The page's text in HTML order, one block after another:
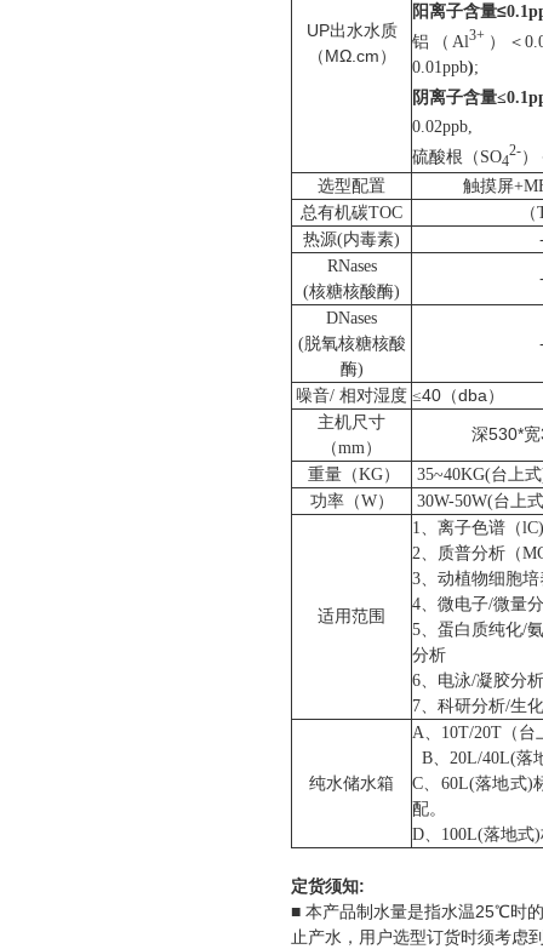
UP出水水质
（MΩ.cm）
阳离子含量≤
铝（Al3+ ）＜
0.01ppb);
阴离子含量≤
0.02ppb,
硫酸根（ SO4
2-）
选型配置 触摸屏
总有机碳TOC （
热源(内毒素)
RNases
(核糖核酸酶)
DNases
(脱氧核糖核酸
酶)
噪音/ 相对湿度 ≤40 （dba ）
主机尺寸
（mm）
深530*宽
重量（KG） 35~40KG(台上式
功率（W） 30W-50W(台上式
适用范围
1、离子色谱（
2、质普分析（
3、动植物细胞
4、微电子/微量
5、蛋白质纯化/
分析
6、电泳/凝胶分析
7、科研分析/生
纯水储水箱
A、 10T/20T （
B、 20L/40L(落
C、 60L(落地式)
配。
D、 100L(落地式)
定货须知:
■ 本产品制水量是指水温25℃时的
止产水，用户选型订货时须考虑